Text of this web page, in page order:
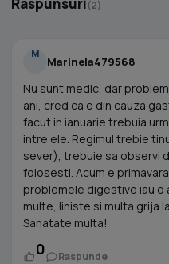
(2)
M
Marinela479568
Nu sunt medic, dar
ani, cred ca e din cauza
facut in ianuarie trebuia
intre ele. Regimul trebie
sever), trebuie sa observi
folosesti. Acum e
problemele digestive iau o
multe, liniste si multa grija
Sanatate multa!
0 Raspunde